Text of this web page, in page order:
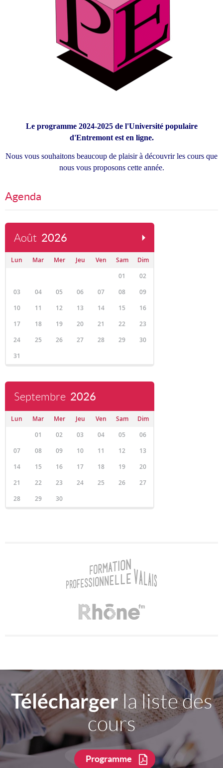
Le programme 2024-2025 de l'Université populaire
d'Entremont est en ligne.
Nous vous souhaitons beaucoup de plaisir à découvrir les cours que
nous vous proposons cette année.
Agenda
Août 2026
Lun Mar Mer Jeu Ven Sam
Dim
01
02
03
04 05 06 07 08
09
10
11 12 13 14 15
16
17
18 19 20 21 22
23
24
25 26 27 28 29
30
31
Septembre 2026
Lun Mar Mer Jeu Ven Sam
Dim
01
02 03 04 05
06
07
08 09 10 11 12
13
14
15 16 17 18 19
20
21
22 23 24 25 26
27
28
29 30
Téléchargerla liste des
cours
Programme